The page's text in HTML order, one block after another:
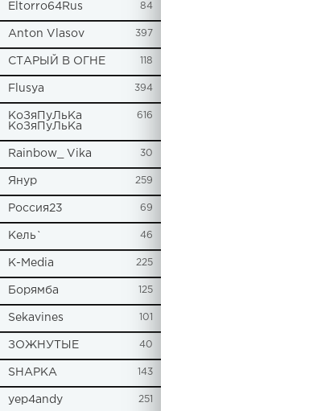
Eltorro64Rus 84
Anton Vlasov 397
СТАРЫЙ В ОГНЕ 118
Flusya 394
КоЗяПуЛьКа
КоЗяПуЛьКа
616
Rainbow_ Vika 30
Янур 259
Россия23 69
Кель` 46
К-Media 225
Борямба 125
Sekavines 101
ЗОЖНУТЫЕ 40
SHAPKA 143
yep4andy 251